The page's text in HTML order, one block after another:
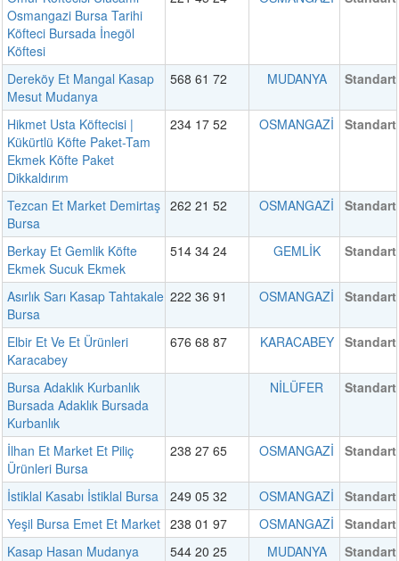
Osmangazi Bursa Tarihi
Köfteci Bursada İnegöl
Köftesi
Dereköy Et Mangal Kasap
Mesut Mudanya
568 61 72 MUDANYA Standart
Hikmet Usta Köftecisi |
Kükürtlü Köfte Paket-Tam
Ekmek Köfte Paket
Dikkaldırım
234 17 52 OSMANGAZİ Standart
Tezcan Et Market Demirtaş
Bursa
262 21 52 OSMANGAZİ Standart
Berkay Et Gemlik Köfte
Ekmek Sucuk Ekmek
514 34 24 GEMLİK Standart
Asırlık Sarı Kasap Tahtakale
Bursa
222 36 91 OSMANGAZİ Standart
Elbir Et Ve Et Ürünleri
Karacabey
676 68 87 KARACABEY Standart
Bursa Adaklık Kurbanlık
Bursada Adaklık Bursada
Kurbanlık
NİLÜFER Standart
İlhan Et Market Et Piliç
Ürünleri Bursa
238 27 65 OSMANGAZİ Standart
İstiklal Kasabı İstiklal Bursa 249 05 32 OSMANGAZİ
Standart
Yeşil Bursa Emet Et Market 238 01 97 OSMANGAZİ
Standart
Kasap Hasan Mudanya
544 20 25 MUDANYA
Standart